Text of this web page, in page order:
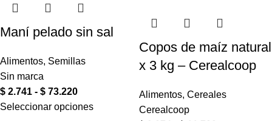
Maní pelado sin sal
Alimentos, Semillas
Sin marca
$ 2.741 - $ 73.220
Seleccionar opciones
Copos de maíz natural
x 3 kg – Cerealcoop
Alimentos, Cereales
Cerealcoop